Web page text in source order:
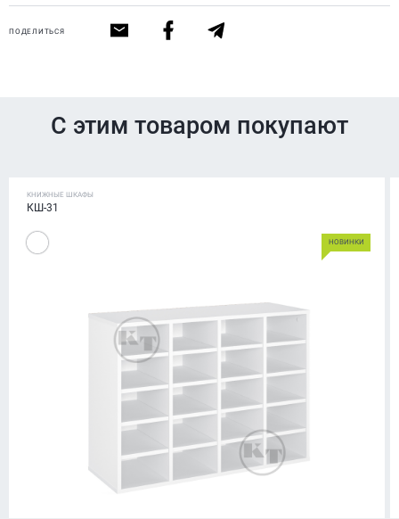
ПОДЕЛИТЬСЯ
С этим товаром покупают
КНИЖНЫЕ ШКАФЫ
КШ-31
НОВИНКИ